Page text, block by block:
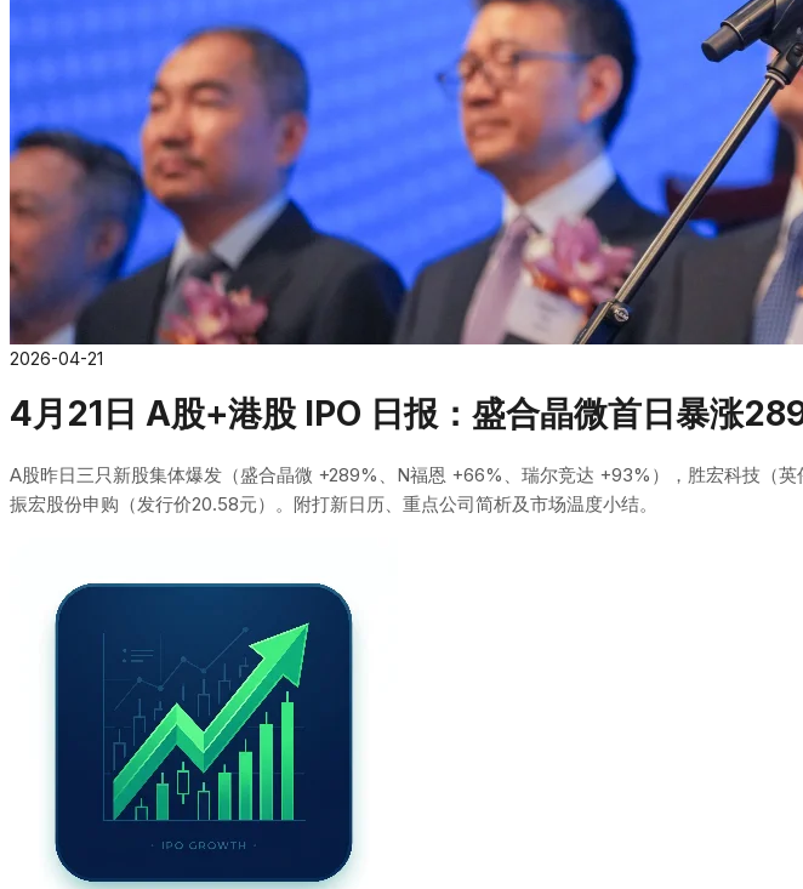
2026-04-21
4月21日 A股+港股 IPO 日报：盛合晶微首日暴涨
A股昨日三只新股集体爆发（盛合晶微 +289%、N福恩 +66%、瑞尔竞达 +93%），胜宏科技（
振宏股份申购（发行价20.58元）。附打新日历、重点公司简析及市场温度小结。